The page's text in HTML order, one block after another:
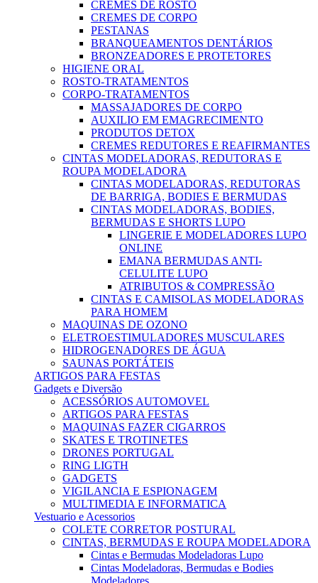
CREMES DE ROSTO
CREMES DE CORPO
PESTANAS
BRANQUEAMENTOS DENTÁRIOS
BRONZEADORES E PROTETORES
HIGIENE ORAL
ROSTO-TRATAMENTOS
CORPO-TRATAMENTOS
MASSAJADORES DE CORPO
AUXILIO EM EMAGRECIMENTO
PRODUTOS DETOX
CREMES REDUTORES E REAFIRMANTES
CINTAS MODELADORAS, REDUTORAS E
ROUPA MODELADORA
CINTAS MODELADORAS, REDUTORAS
DE BARRIGA, BODIES E BERMUDAS
CINTAS MODELADORAS, BODIES,
BERMUDAS E SHORTS LUPO
LINGERIE E MODELADORES LUPO
ONLINE
EMANA BERMUDAS ANTI-
CELULITE LUPO
ATRIBUTOS & COMPRESSÃO
CINTAS E CAMISOLAS MODELADORAS
PARA HOMEM
MAQUINAS DE OZONO
ELETROESTIMULADORES MUSCULARES
HIDROGENADORES DE ÁGUA
SAUNAS PORTÁTEIS
ARTIGOS PARA FESTAS
Gadgets e Diversão
ACESSÓRIOS AUTOMOVEL
ARTIGOS PARA FESTAS
MAQUINAS FAZER CIGARROS
SKATES E TROTINETES
DRONES PORTUGAL
RING LIGTH
GADGETS
VIGILANCIA E ESPIONAGEM
MULTIMEDIA E INFORMATICA
Vestuario e Acessorios
COLETE CORRETOR POSTURAL
CINTAS, BERMUDAS E ROUPA MODELADORA
Cintas e Bermudas Modeladoras Lupo
Cintas Modeladoras, Bermudas e Bodies
Modeladores